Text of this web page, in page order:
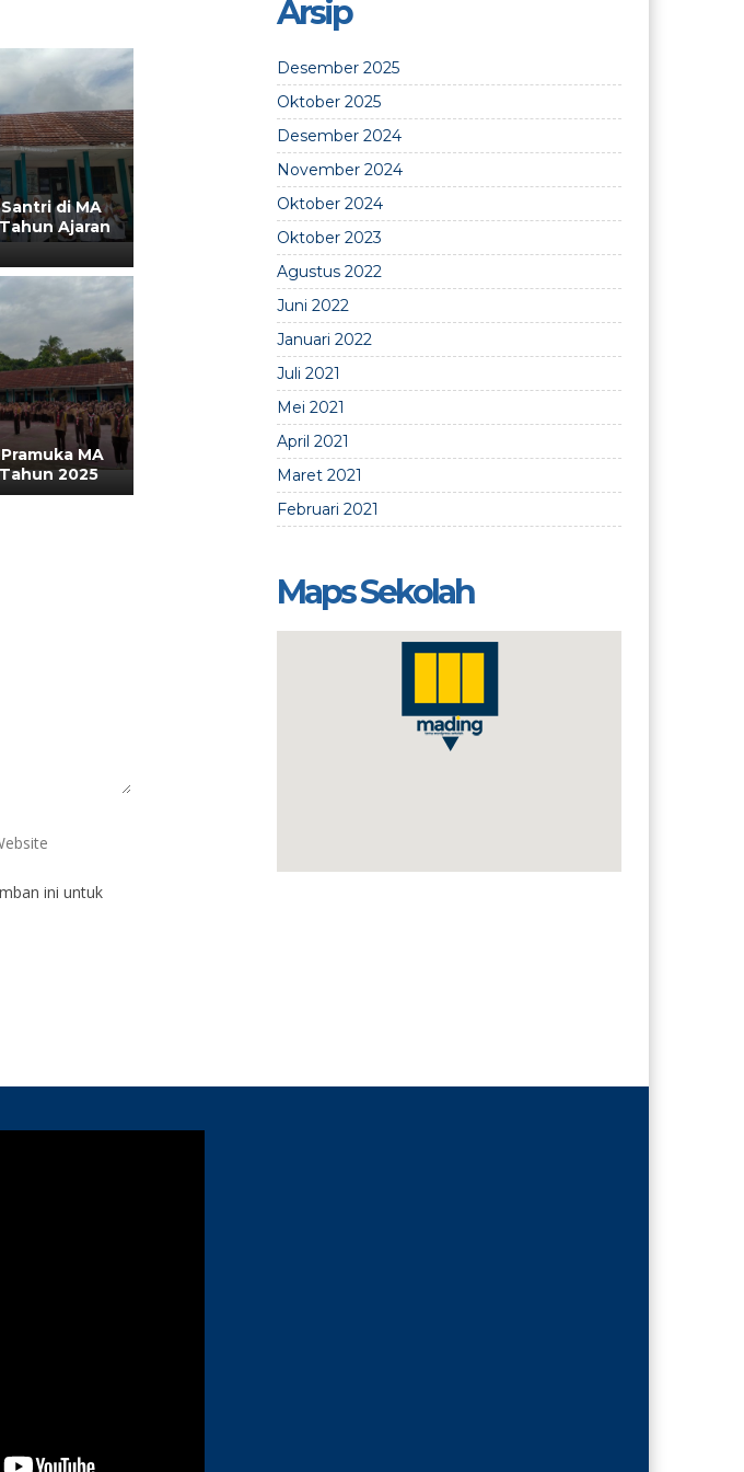
di MA
Ajaran
MA
2025
ini untuk
Arsip
Desember 2025
Oktober 2025
Desember 2024
November 2024
Oktober 2024
Oktober 2023
Agustus 2022
Juni 2022
Januari 2022
Juli 2021
Mei 2021
April 2021
Maret 2021
Februari 2021
Maps Sekolah